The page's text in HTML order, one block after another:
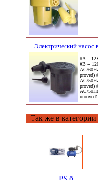
Электрический насос
#A --
#B --
AC/
proved)
AC/
proved)
AC/
prooved)
Так же в категории
PS б